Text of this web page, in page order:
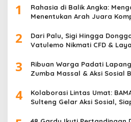
1
Rahasia di Balik Angka:
Menentukan Arah Juara
2
Dari Palu, Sigi Hingga
Vatulemo Nikmati CFD &
3
Ribuan Warga Padati
Zumba Massal & Aksi Sosial
4
Kolaborasi Lintas Umat:
Sulteng Gelar Aksi Sosial,